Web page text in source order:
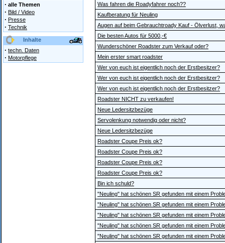
· alle Themen
· Bild / Video
· Presse
· Technik
Inhalte
· techn. Daten
· Motorpflege
Was fahren die Roadyfahrer noch??
Kaufberatung für Neuling
Augen auf beim Gebrauchtroady Kauf - Ölverlust,
Die besten Autos für 5000,-€
Wunderschöner Roadster zum Verkauf oder?
Mein erster smart roadster
Wer von euch ist eigentlich noch der Erstbesitzer?
Wer von euch ist eigentlich noch der Erstbesitzer?
Wer von euch ist eigentlich noch der Erstbesitzer?
Roadster NICHT zu verkaufen!
Neue Ledersitzbezüge
Servolenkung notwendig oder nicht?
Neue Ledersitzbezüge
Roadster Coupe Preis ok?
Roadster Coupe Preis ok?
Roadster Coupe Preis ok?
Roadster Coupe Preis ok?
Bin ich schuld?
"Neuling" hat schönen SR gefunden mit einem
"Neuling" hat schönen SR gefunden mit einem
"Neuling" hat schönen SR gefunden mit einem
"Neuling" hat schönen SR gefunden mit einem
"Neuling" hat schönen SR gefunden mit einem